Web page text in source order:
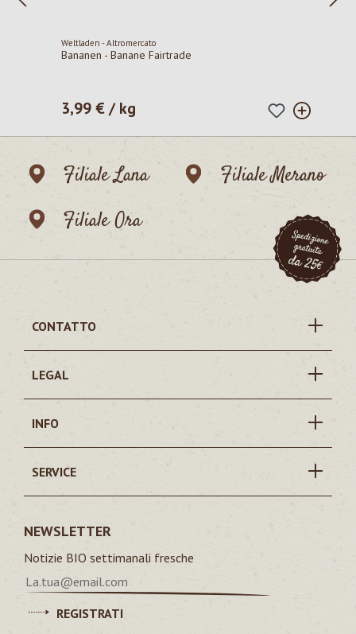
Weltladen - Altromercato
Bananen - Banane Fairtrade
Prezzo normale:
3,99 € / kg
Filiale Lana
Filiale Merano
Filiale Ora
CONTATTO
LEGAL
INFO
SERVICE
NEWSLETTER
Notizie BIO settimanali fresche
REGISTRATI